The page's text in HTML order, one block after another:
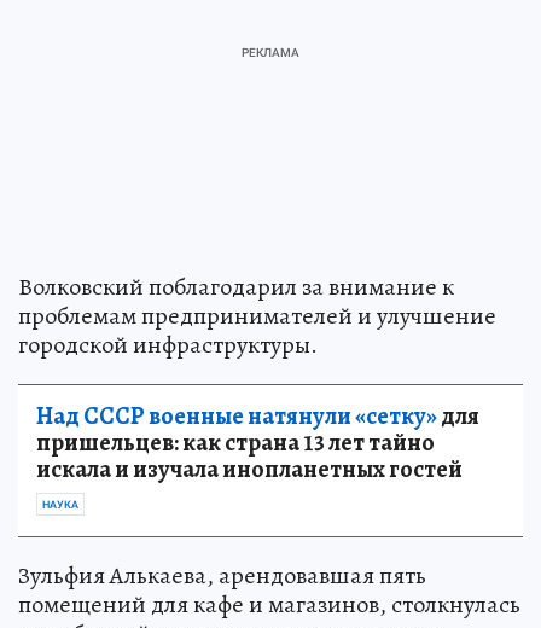
Волковский поблагодарил за внимание к
проблемам предпринимателей и улучшение
городской инфраструктуры.
Над СССР военные натянули «сетку»для
пришельцев: как страна 13 лет тайно
искала и изучала инопланетных гостей
НАУКА
Зульфия Алькаева, арендовавшая пять
помещений для кафе и магазинов, столкнулась